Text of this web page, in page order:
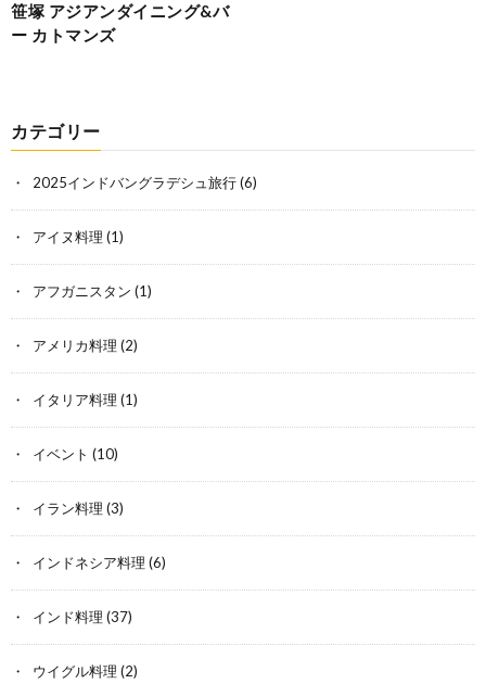
笹塚 アジアンダイニング&バ
ー カトマンズ
カテゴリー
2025インドバングラデシュ旅行(6)
アイヌ料理 (1)
アフガニスタン (1)
アメリカ料理 (2)
イタリア料理 (1)
イベント (10)
イラン料理 (3)
インドネシア料理 (6)
インド料理 (37)
ウイグル料理 (2)